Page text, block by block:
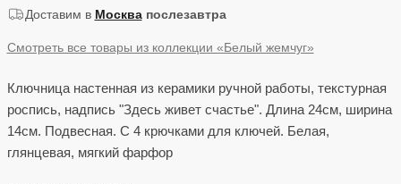
Доставим в Москва послезавтра
Смотреть все товары из коллекции «Белый жемчуг»
Ключница настенная из керамики ручной работы, текстурная
роспись, надпись "Здесь живет счастье". Длина 24см, ширина
14см. Подвесная. С 4 крючками для ключей. Белая,
глянцевая, мягкий фарфор